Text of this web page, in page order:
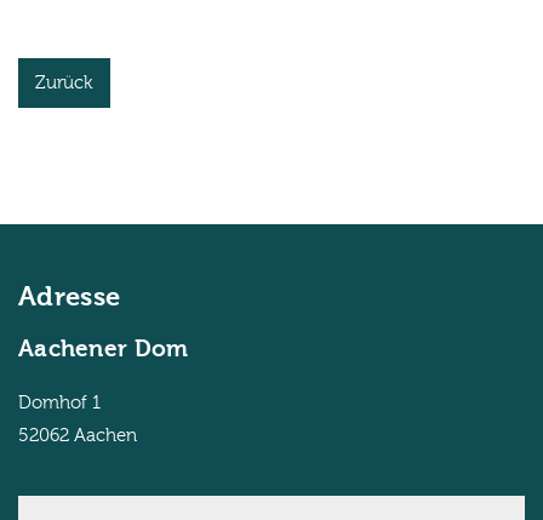
Zurück
Adresse
Aachener Dom
Domhof 1
52062 Aachen